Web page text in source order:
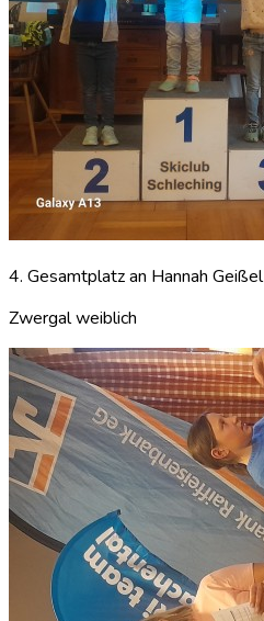
4. Gesamtplatz an Hannah Geißel
Zwergal weiblich